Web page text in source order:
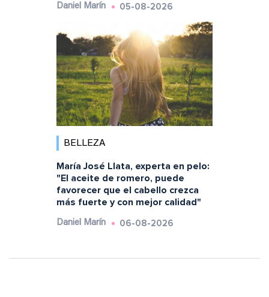
Daniel Marín 05-08-2026
BELLEZA
María José Llata, experta en pelo:
"El aceite de romero, puede
favorecer que el cabello crezca
más fuerte y con mejor calidad"
Daniel Marín 06-08-2026